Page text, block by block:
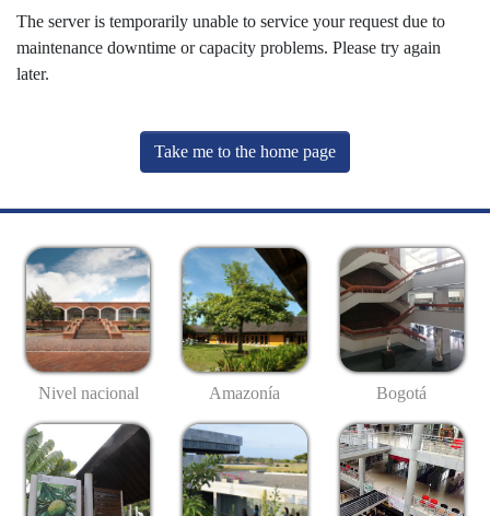
The server is temporarily unable to service your request due to
maintenance downtime or capacity problems. Please try again
later.
Take me to the home page
Nivel nacional Amazonía Bogotá